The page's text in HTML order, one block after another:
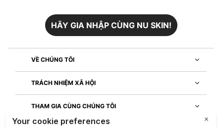
HÃY GIA NHẬP CÙNG NU SKIN!
VỀ CHÚNG TÔI
TRÁCH NHIỆM XÃ HỘI
THAM GIA CÙNG CHÚNG TÔI